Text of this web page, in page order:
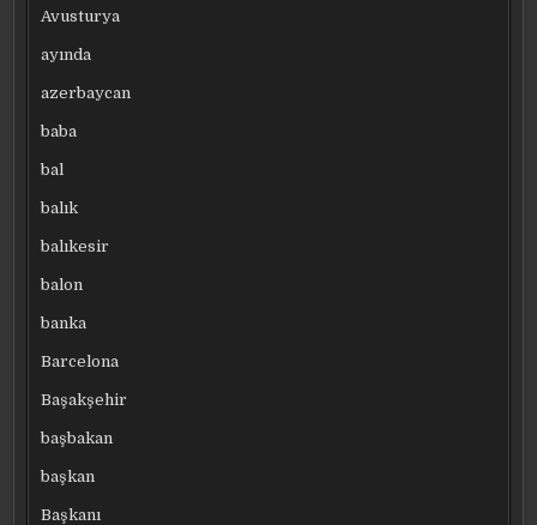
Avusturya
ayında
azerbaycan
baba
bal
balık
balıkesir
balon
banka
Barcelona
Başakşehir
başbakan
başkan
Başkanı